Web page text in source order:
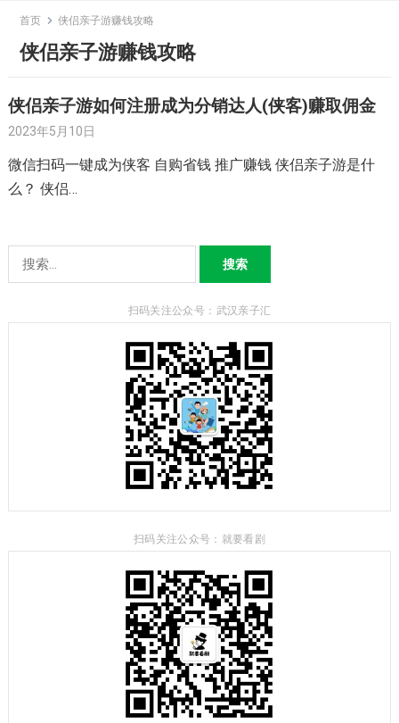
content
首页 侠侣亲子游赚钱攻略
侠侣亲子游赚钱攻略
侠侣亲子游如何注册成为分销达人(侠客)赚取佣金
2023年5月10日
微信扫码一键成为侠客 自购省钱 推广赚钱 侠侣亲子游是什
么？ 侠侣…
索：
扫码关注公众号：武汉亲子汇
扫码关注公众号：就要看剧